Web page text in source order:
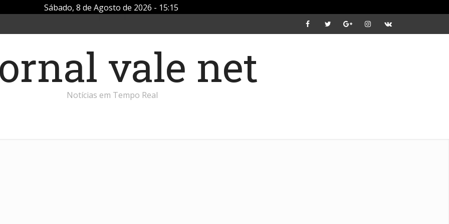
Sábado, 8 de Agosto de 2026 - 15:15
Notícias em Tempo Real